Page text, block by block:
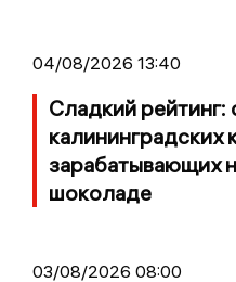
04/08/2026 13:40
Сладкий рейтинг:
калининградских
зарабатывающих
шоколаде
03/08/2026 08:00